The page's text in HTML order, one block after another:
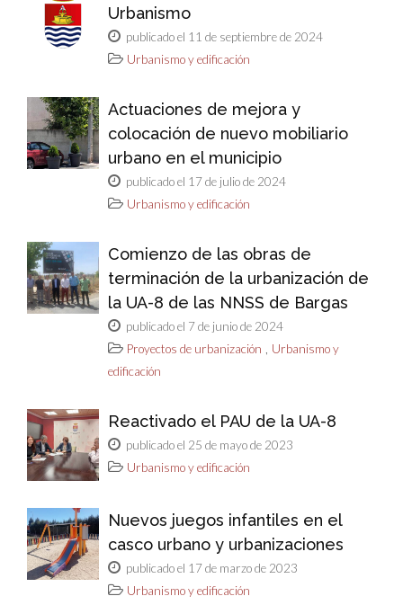
Urbanismo
publicado el 11 de septiembre de 2024
Urbanismo y edificación
Actuaciones de mejora y
colocación de nuevo mobiliario
urbano en el municipio
publicado el 17 de julio de 2024
Urbanismo y edificación
Comienzo de las obras de
terminación de la urbanización de
la UA-8 de las NNSS de Bargas
publicado el 7 de junio de 2024
Proyectos de urbanización
Urbanismo y
edificación
Reactivado el PAU de la UA-8
publicado el 25 de mayo de 2023
Urbanismo y edificación
Nuevos juegos infantiles en el
casco urbano y urbanizaciones
publicado el 17 de marzo de 2023
Urbanismo y edificación